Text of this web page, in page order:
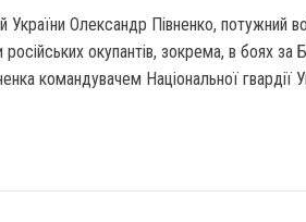
Олександр Півненко, потужний
російських окупантів, зокрема, в боях за
командувачем Національної гвардії